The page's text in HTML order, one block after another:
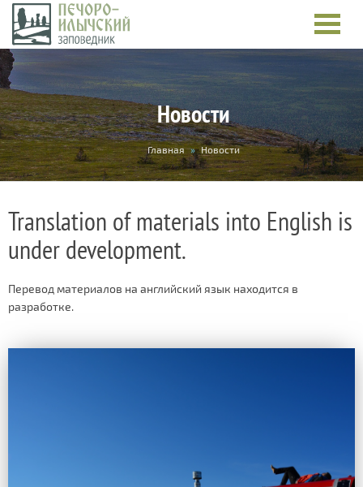
Новости
You
are
here
Главная » Новости
Translation of materials into English is
under development.
Перевод материалов на английский язык находится в
разработке.